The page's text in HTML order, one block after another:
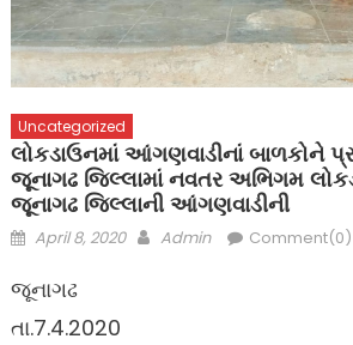
Uncategorized
લોકડાઉનમાં આંગણવાડીનાં બાળકોને
જૂનાગઢ જિલ્લામાં નવતર અભિગમ
જૂનાગઢ જિલ્લાની આંગણવાડીની
Posted
April 8, 2020 Author
Admin Comment(0)
જૂનાગઢ
તા.7.4.2020